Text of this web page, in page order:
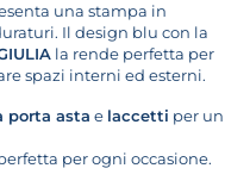
una stampa in
Il design blu con la
la rende perfetta per
spazi interni ed esterni.
porta asta e laccetti per un
per ogni occasione.